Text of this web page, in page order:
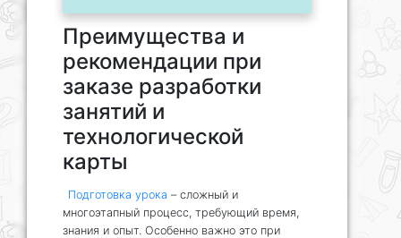
Преимущества и
рекомендации при
заказе разработки
занятий и
технологической
карты
Подготовка урока – сложный и
многоэтапный процесс, требующий время,
знания и опыт. Особенно важно это при